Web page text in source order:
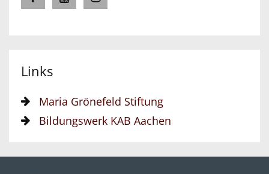
Links
Maria Grönefeld Stiftung
Bildungswerk KAB Aachen